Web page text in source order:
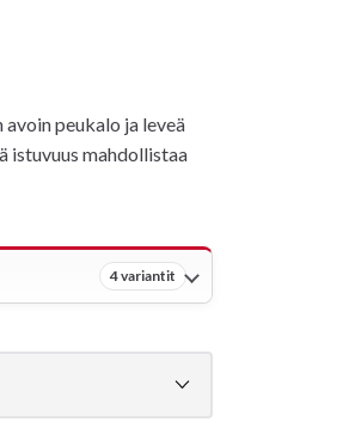
peukalo ja leveä
istuvuus mahdollistaa
4 variantit